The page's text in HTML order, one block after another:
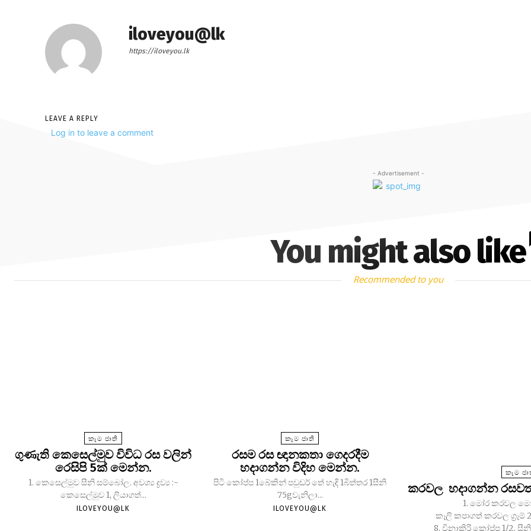
iloveyou@lk
https://iloveyou.lk
LEAVE A REPLY
Log in to leave a comment
- Advertisement -
You might also like
Recommended to you
කෑම ජාති
ගුණැති කෙසෙල්මුව විවිධ රස වලින්
රෙසිපි 5ක් මෙන්න.
1. කෙසෙල්මුව සීනි සම්බෝල. අවශ්‍ය ද්‍රව්‍ය :-
කෙසෙල්මුව 1, ලියාගත්...
ILOVEYOU@LK
කෑම ජාති
රසම රස ඥානකතා ගෙදරදීම
හදාගන්න විදිහ මෙන්න.
පිටි කෝප්ප 1බේකින් පවුඩර් තේ හැඳි 1බිත්තර 1සීනි
75gවැනිලා...
ILOVEYOU@LK
කෑම
කරවල හදාගන්න
1. මෝර කරවල මෝජු අවශ්‍ය
කෑලි කපාගත් කරවල ග්‍රෑම්
8, විනාකිරි කෝප්ප 1/2, සීනි